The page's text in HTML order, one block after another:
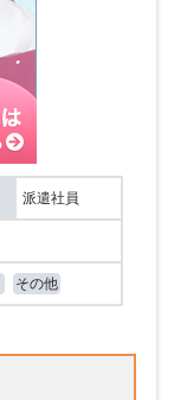
派遣社員
その他